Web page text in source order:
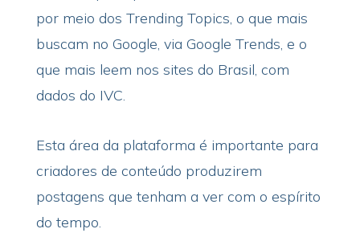
por meio dos Trending Topics, o que mais
buscam no Google, via Google Trends, e o
que mais leem nos sites do Brasil, com
dados do IVC.
Esta área da plataforma é importante para
criadores de conteúdo produzirem
postagens que tenham a ver com o espírito
do tempo.